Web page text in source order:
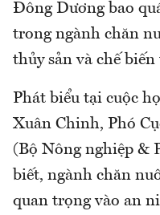
Đông Dương bao
trong ngành chăn
thủy sản và chế
Phát biểu tại cuộc
Xuân Chinh, Phó
(Bộ Nông nghiệp &
biết, ngành chăn
quan trọng vào an